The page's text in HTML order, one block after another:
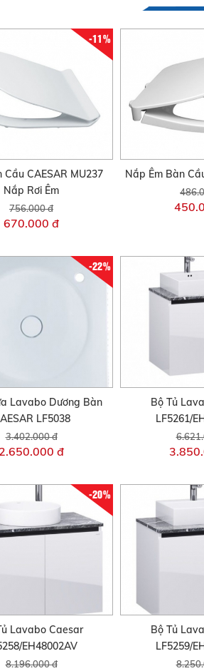
-11%
Cầu CAESAR MU237
Nắp Rơi Êm
756.000 đ
670.000 đ
Nắp Êm Bàn
-22%
Lavabo Dương Bàn
LF5038
3.402.000 đ
2.650.000 đ
Bộ Tủ
LF5261/
-20%
Lavabo Caesar
EH48002AV
8.196.000 đ
Bộ Tủ
LF5259/